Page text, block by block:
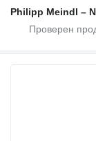
Philipp Meindl –